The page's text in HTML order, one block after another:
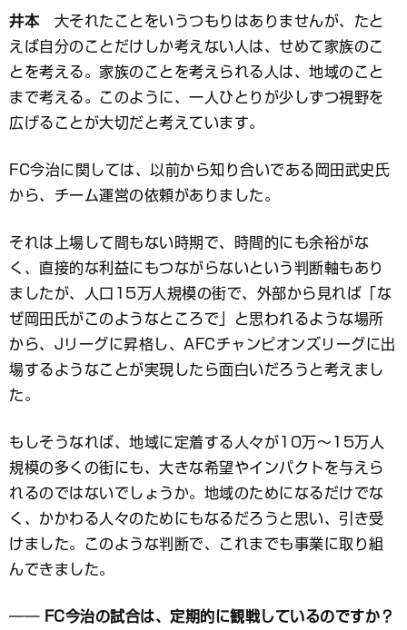
井本大それたことをいうつもりはありませんが、たと
えば自分のことだけしか考えない人は、せめて家族のこ
とを考える。家族のことを考えられる人は、地域のこと
まで考える。このように、一人ひとりが少しずつ視野を
広げることが大切だと考えています。
FC今治に関しては、以前から知り合いである岡田武史氏
から、チーム運営の依頼がありました。
それは上場して間もない時期で、時間的にも余裕がな
く、直接的な利益にもつながらないという判断軸もあり
ましたが、人口15万人規模の街で、外部から見れば「な
ぜ岡田氏がこのようなところで」と思われるような場所
から、Jリーグに昇格し、AFCチャンピオンズリーグに出
場するようなことが実現したら面白いだろうと考えまし
た。
もしそうなれば、地域に定着する人々が10万～15万人
規模の多くの街にも、大きな希望やインパクトを与えら
れるのではないでしょうか。地域のためになるだけでな
く、かかわる人々のためにもなるだろうと思い、引き受
けました。このような判断で、これまでも事業に取り組
んできました。
── FC今治の試合は、定期的に観戦しているのですか？